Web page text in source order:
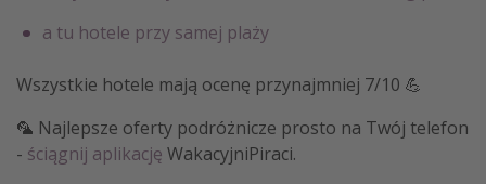
a tu hotele przy samej plaży
Wszystkie hotele mają ocenę przynajmniej 7/10 💪
🦜 Najlepsze oferty podróżnicze prosto na Twój telefon
- ściągnij aplikację WakacyjniPiraci.